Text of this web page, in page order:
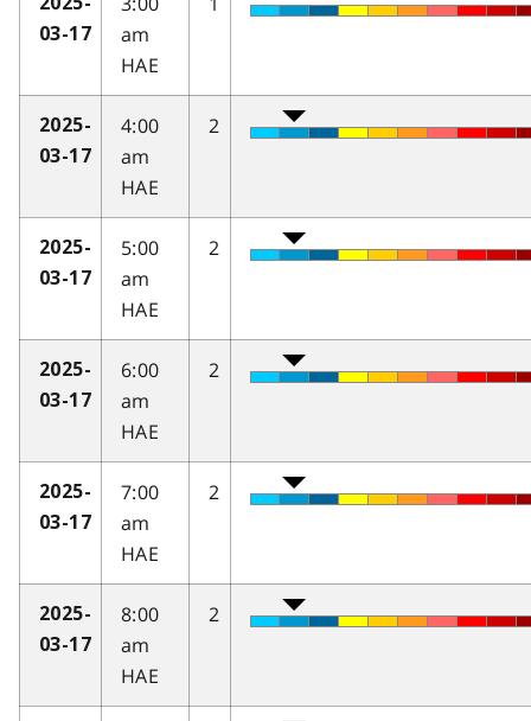
03-17
am
HAE
2025-
03-17
4:00
am
HAE
2
2025-
03-17
5:00
am
HAE
2
2025-
03-17
6:00
am
HAE
2
2025-
03-17
7:00
am
HAE
2
2025-
03-17
8:00
am
HAE
2